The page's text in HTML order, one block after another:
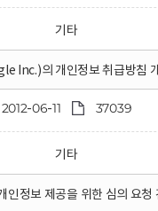
기타
Inc.)의 개인정보 취급방침
2012-06-11 37039
기타
인정보 제공을 위한 심의 요청